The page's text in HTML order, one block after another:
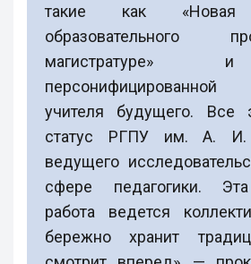
такие как «Новая
образовательного
магистратуре»
учителя будущего. Все
статус РГПУ им. А. И.
ведущего
сфере педагогики.
работа ведется
бережно хранит